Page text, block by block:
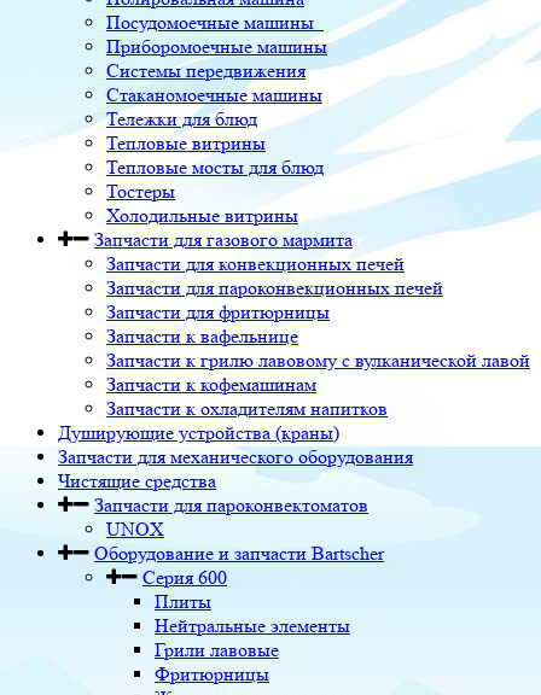
Посудомоечные машины
Приборомоечные машины
Системы передвижения
Стаканомоечные машины
Тележки для блюд
Тепловые витрины
Тепловые мосты для блюд
Тостеры
Холодильные витрины
Запчасти для газового мармита
Запчасти для конвекционных печей
Запчасти для пароконвекционных печей
Запчасти для фритюрницы
Запчасти к вафельнице
Запчасти к грилю лавовому с вулканической лавой
Запчасти к кофемашинам
Запчасти к охладителям напитков
Душирующие устройства (краны)
Запчасти для механического оборудования
Чистящие средства
Запчасти для пароконвектоматов
UNOX
Оборудование и запчасти Bartscher
Серия 600
Плиты
Нейтральные элементы
Грили лавовые
Фритюрницы